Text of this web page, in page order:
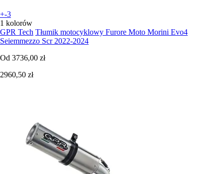
+-3
1 kolorów
GPR Tech Tłumik motocyklowy Furore Moto Morini Evo4
Seiemmezzo Scr 2022-2024
Od 3736,00 zł
2960,50 zł